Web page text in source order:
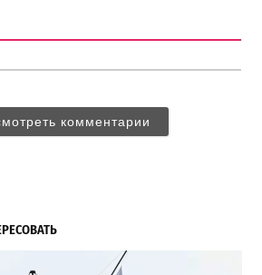
комментарии